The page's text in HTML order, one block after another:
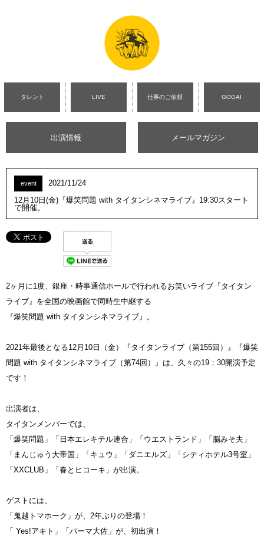
タレント LIVE 仕事のご依頼 GOGAI
出演情報 メールマガジン
event
2021/11/24
12月10日(金)『爆笑問題 with タイタンシネマライブ』19:30スタート
で開催。
2ヶ月に1度、銀座・時事通信ホールで行われるお笑いライブ『タイタン
ライブ』を全国の映画館で同時生中継する
『爆笑問題 with タイタンシネマライブ』。
2021年最後となる12月10日（金）『タイタンライブ（第155回）』『爆笑
問題 with タイタンシネマライブ（第74回）』は、久々の19：30開演予定
です！
出演者は、
タイタンメンバーでは、
「爆笑問題」「日本エレキテル連合」「ウエストランド」「脳みそ夫」
「まんじゅう大帝国」「キュウ」「ダニエルズ」「シティホテル3号室」
「XXCLUB」「春とヒコーキ」が出演。
ゲストには、
「鬼越トマホーク」が、2年ぶりの登場！
「 Yes!アキト」「パーマ大佐」が、初出演！